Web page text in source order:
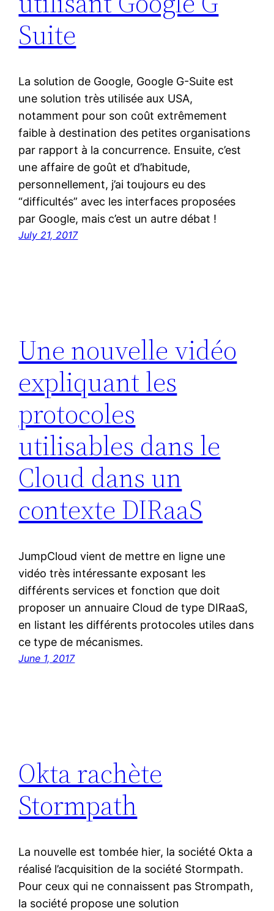
Suite
La solution de Google, Google G-Suite est
une solution très utilisée aux USA,
notamment pour son coût extrêmement
faible à destination des petites organisations
par rapport à la concurrence. Ensuite, c’est
une affaire de goût et d’habitude,
personnellement, j’ai toujours eu des
“difficultés” avec les interfaces proposées
par Google, mais c’est un autre débat !
July 21, 2017
Une nouvelle vidéo
expliquant les
protocoles
utilisables dans le
Cloud dans un
contexte DIRaaS
JumpCloud vient de mettre en ligne une
vidéo très intéressante exposant les
différents services et fonction que doit
proposer un annuaire Cloud de type DIRaaS,
en listant les différents protocoles utiles dans
ce type de mécanismes.
June 1, 2017
Okta rachète
Stormpath
La nouvelle est tombée hier, la société Okta a
réalisé l’acquisition de la société Stormpath.
Pour ceux qui ne connaissent pas Strompath,
la société propose une solution